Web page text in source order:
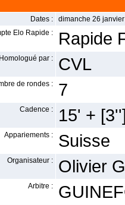
Dates :
dimanche 26
Elo Rapide :
Rapide
Homologué par : CVL
de rondes : 7
Cadence : 15' +
Appariements : Suisse
Organisateur : Olivier
Arbitre :